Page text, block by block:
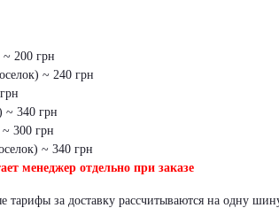
~ 200 грн
~ 240 грн
~ 340 грн
300 грн
~ 340 грн
менеджер отдельно при заказе
тарифы за доставку рассчитываются на одну